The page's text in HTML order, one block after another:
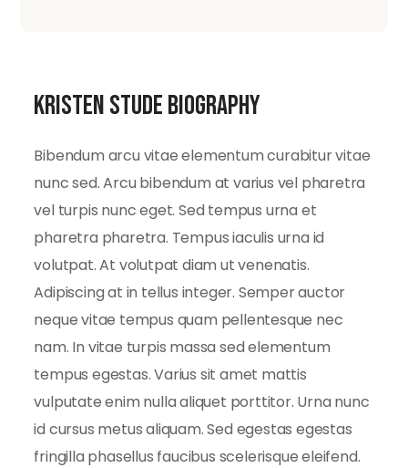
Kristen Stude Biography
Bibendum arcu vitae elementum curabitur vitae
nunc sed. Arcu bibendum at varius vel pharetra
vel turpis nunc eget. Sed tempus urna et
pharetra pharetra. Tempus iaculis urna id
volutpat. At volutpat diam ut venenatis.
Adipiscing at in tellus integer. Semper auctor
neque vitae tempus quam pellentesque nec
nam. In vitae turpis massa sed elementum
tempus egestas. Varius sit amet mattis
vulputate enim nulla aliquet porttitor. Urna nunc
id cursus metus aliquam. Sed egestas egestas
fringilla phasellus faucibus scelerisque eleifend.